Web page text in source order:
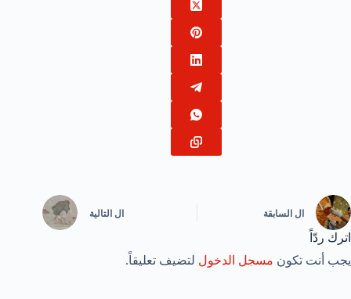
ال السابقة ال التالية
اترك ردّاً
يجب أنت تكون مسجل الدخول لتضيف تعليقاً.